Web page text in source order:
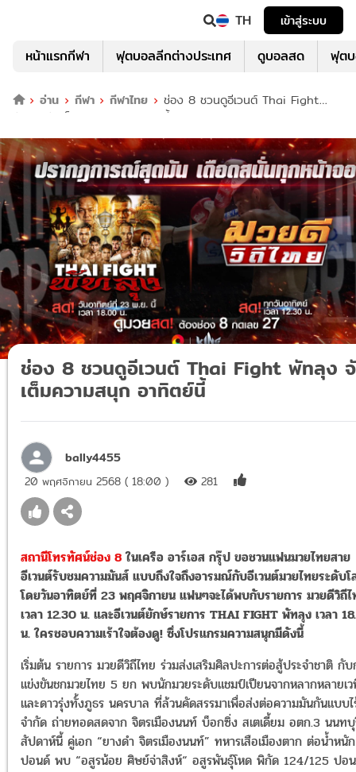
TH เข้าสู่ระบบ
หน้าแรกกีฬา ฟุตบอลลีกต่างประเทศ ดูบอลสด ฟุต
อ่าน กีฬา กีฬาไทย
ช่อง 8 ชวนดูอีเวนต์ Thai Fight
พัทลุง จัดเต็มความสนุก อาทิตย์นี้
ช่อง 8 ชวนดูอีเวนต์ Thai Fight พัทลุง
เต็มความสนุก อาทิตย์นี้
bally4455
20 พฤศจิกายน 2568 ( 18:00 ) 281
สถานีโทรทัศน์ช่อง 8ในเครือ อาร์เอส กรุ๊ป ขอชวนแฟนมวยไทยสาย
อีเวนต์รับชมความมันส์ แบบถึงใจถึงอารมณ์กับอีเวนต์มวยไทยระดับโ
โดยวันอาทิตย์ที่ 23 พฤศจิกายน แฟนๆจะได้พบกับรายการ มวยดีวิถี
เวลา 12.30 น. และอีเวนต์ยักษ์รายการ THAI FIGHT พัทลุง เวลา
น. ใครชอบความเร้าใจต้องดู! ซึ่งโปรแกรมความสนุกมีดังนี้
เริ่มต้น รายการ มวยดีวิถีไทย ร่วมส่งเสริมศิลปะการต่อสู้ประจำชาติ กับ
แข่งขันชกมวยไทย 5 ยก พบนักมวยระดับแชมป์เปียนจากหลากหลายเ
และดาวรุ่งทั้งภูธร นครบาล ที่ล้วนคัดสรรมาเพื่อส่งต่อความมันกันแบบ
จำกัด ถ่ายทอดสดจาก จิตรเมืองนนท์ บ็อกซิ่ง สเตเดี้ยม อตก.3 นนท
สัปดาห์นี้ คู่เอก “ยางดำ จิตรเมืองนนท์” ทหารเสือเมืองตาก ต่อน้ำหนั
ปอนด์ พบ “อสูรน้อย ศิษย์จ่าสิงห์“ อสูรพันธุ์โหด พิกัด 124/125 ปอ